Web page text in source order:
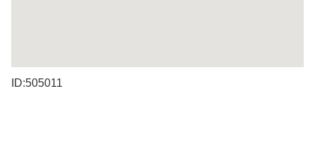
ID:505011